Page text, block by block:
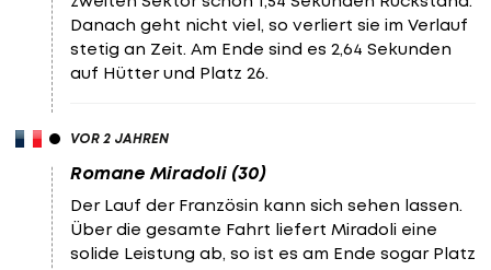
Danach geht nicht viel, so verliert sie im Verlauf
stetig an Zeit. Am Ende sind es 2,64 Sekunden
auf Hütter und Platz 26.
VOR 2 JAHREN
Romane Miradoli (30)
Der Lauf der Französin kann sich sehen lassen.
Über die gesamte Fahrt liefert Miradoli eine
solide Leistung ab, so ist es am Ende sogar Platz